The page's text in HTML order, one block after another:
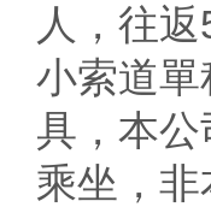
人，往
小索道
具，本
乘坐，